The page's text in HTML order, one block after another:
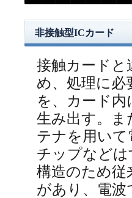
非接触型ICカード
接触カードと
め、処理に必
を、カード
生み出す。
テナを用い
チップなど
構造のため従
があり、電